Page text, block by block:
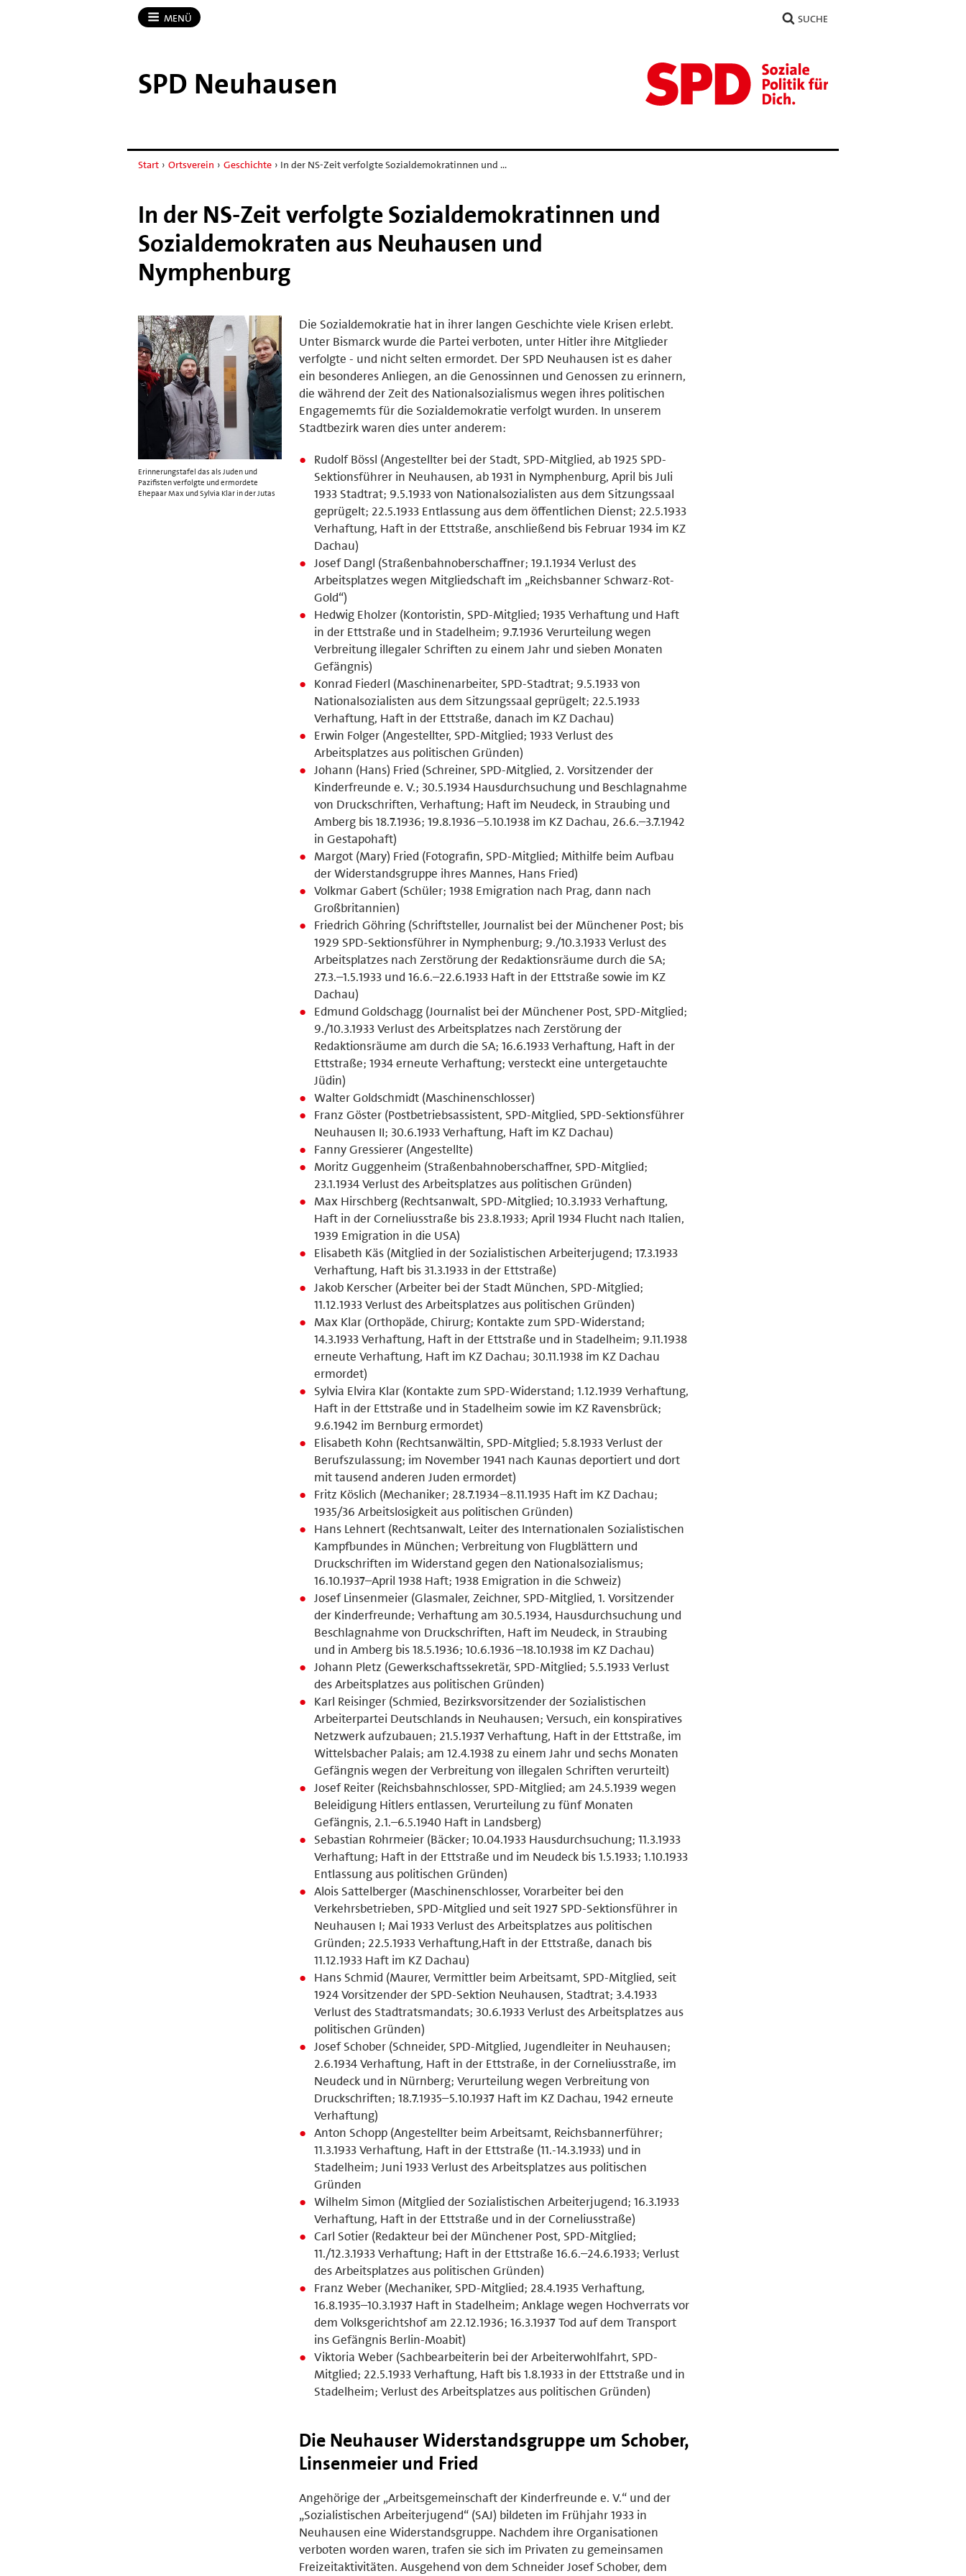
MENÜ SUCHE
SPD Neuhausen
Start › Ortsverein › Geschichte › In der NS-Zeit verfolgte Sozialdemokratinnen und …
In der NS-Zeit verfolgte Sozialdemokratinnen und
Sozialdemokraten aus Neuhausen und
Nymphenburg
Erinnerungstafel das als Juden und
Pazifisten verfolgte und ermordete
Ehepaar Max und Sylvia Klar in der Jutas
Die Sozialdemokratie hat in ihrer langen Geschichte viele Krisen erlebt.
Unter Bismarck wurde die Partei verboten, unter Hitler ihre Mitglieder
verfolgte - und nicht selten ermordet. Der SPD Neuhausen ist es daher
ein besonderes Anliegen, an die Genossinnen und Genossen zu erinnern,
die während der Zeit des Nationalsozialismus wegen ihres politischen
Engagememts für die Sozialdemokratie verfolgt wurden. In unserem
Stadtbezirk waren dies unter anderem:
Rudolf Bössl (Angestellter bei der Stadt, SPD-Mitglied, ab 1925 SPD-
Sektionsführer in Neuhausen, ab 1931 in Nymphenburg, April bis Juli
1933 Stadtrat; 9.5.1933 von Nationalsozialisten aus dem Sitzungssaal
geprügelt; 22.5.1933 Entlassung aus dem öffentlichen Dienst; 22.5.1933
Verhaftung, Haft in der Ettstraße, anschließend bis Februar 1934 im KZ
Dachau)
Josef Dangl (Straßenbahnoberschaffner; 19.1.1934 Verlust des
Arbeitsplatzes wegen Mitgliedschaft im „Reichsbanner Schwarz-Rot-
Gold“)
Hedwig Eholzer (Kontoristin, SPD-Mitglied; 1935 Verhaftung und Haft
in der Ettstraße und in Stadelheim; 9.7.1936 Verurteilung wegen
Verbreitung illegaler Schriften zu einem Jahr und sieben Monaten
Gefängnis)
Konrad Fiederl (Maschinenarbeiter, SPD-Stadtrat; 9.5.1933 von
Nationalsozialisten aus dem Sitzungssaal geprügelt; 22.5.1933
Verhaftung, Haft in der Ettstraße, danach im KZ Dachau)
Erwin Folger (Angestellter, SPD-Mitglied; 1933 Verlust des
Arbeitsplatzes aus politischen Gründen)
Johann (Hans) Fried (Schreiner, SPD-Mitglied, 2. Vorsitzender der
Kinderfreunde e. V.; 30.5.1934 Hausdurchsuchung und Beschlagnahme
von Druckschriften, Verhaftung; Haft im Neudeck, in Straubing und
Amberg bis 18.7.1936; 19.8.1936–5.10.1938 im KZ Dachau, 26.6.–3.7.1942
in Gestapohaft)
Margot (Mary) Fried (Fotografin, SPD-Mitglied; Mithilfe beim Aufbau
der Widerstandsgruppe ihres Mannes, Hans Fried)
Volkmar Gabert (Schüler; 1938 Emigration nach Prag, dann nach
Großbritannien)
Friedrich Göhring (Schriftsteller, Journalist bei der Münchener Post; bis
1929 SPD-Sektionsführer in Nymphenburg; 9./10.3.1933 Verlust des
Arbeitsplatzes nach Zerstörung der Redaktionsräume durch die SA;
27.3.–1.5.1933 und 16.6.–22.6.1933 Haft in der Ettstraße sowie im KZ
Dachau)
Edmund Goldschagg (Journalist bei der Münchener Post, SPD-Mitglied;
9./10.3.1933 Verlust des Arbeitsplatzes nach Zerstörung der
Redaktionsräume am durch die SA; 16.6.1933 Verhaftung, Haft in der
Ettstraße; 1934 erneute Verhaftung; versteckt eine untergetauchte
Jüdin)
Walter Goldschmidt (Maschinenschlosser)
Franz Göster (Postbetriebsassistent, SPD-Mitglied, SPD-Sektionsführer
Neuhausen II; 30.6.1933 Verhaftung, Haft im KZ Dachau)
Fanny Gressierer (Angestellte)
Moritz Guggenheim (Straßenbahnoberschaffner, SPD-Mitglied;
23.1.1934 Verlust des Arbeitsplatzes aus politischen Gründen)
Max Hirschberg (Rechtsanwalt, SPD-Mitglied; 10.3.1933 Verhaftung,
Haft in der Corneliusstraße bis 23.8.1933; April 1934 Flucht nach Italien,
1939 Emigration in die USA)
Elisabeth Käs (Mitglied in der Sozialistischen Arbeiterjugend; 17.3.1933
Verhaftung, Haft bis 31.3.1933 in der Ettstraße)
Jakob Kerscher (Arbeiter bei der Stadt München, SPD-Mitglied;
11.12.1933 Verlust des Arbeitsplatzes aus politischen Gründen)
Max Klar (Orthopäde, Chirurg; Kontakte zum SPD-Widerstand;
14.3.1933 Verhaftung, Haft in der Ettstraße und in Stadelheim; 9.11.1938
erneute Verhaftung, Haft im KZ Dachau; 30.11.1938 im KZ Dachau
ermordet)
Sylvia Elvira Klar (Kontakte zum SPD-Widerstand; 1.12.1939 Verhaftung,
Haft in der Ettstraße und in Stadelheim sowie im KZ Ravensbrück;
9.6.1942 im Bernburg ermordet)
Elisabeth Kohn (Rechtsanwältin, SPD-Mitglied; 5.8.1933 Verlust der
Berufszulassung; im November 1941 nach Kaunas deportiert und dort
mit tausend anderen Juden ermordet)
Fritz Köslich (Mechaniker; 28.7.1934–8.11.1935 Haft im KZ Dachau;
1935/36 Arbeitslosigkeit aus politischen Gründen)
Hans Lehnert (Rechtsanwalt, Leiter des Internationalen Sozialistischen
Kampfbundes in München; Verbreitung von Flugblättern und
Druckschriften im Widerstand gegen den Nationalsozialismus;
16.10.1937–April 1938 Haft; 1938 Emigration in die Schweiz)
Josef Linsenmeier (Glasmaler, Zeichner, SPD-Mitglied, 1. Vorsitzender
der Kinderfreunde; Verhaftung am 30.5.1934, Hausdurchsuchung und
Beschlagnahme von Druckschriften, Haft im Neudeck, in Straubing
und in Amberg bis 18.5.1936; 10.6.1936–18.10.1938 im KZ Dachau)
Johann Pletz (Gewerkschaftssekretär, SPD-Mitglied; 5.5.1933 Verlust
des Arbeitsplatzes aus politischen Gründen)
Karl Reisinger (Schmied, Bezirksvorsitzender der Sozialistischen
Arbeiterpartei Deutschlands in Neuhausen; Versuch, ein konspiratives
Netzwerk aufzubauen; 21.5.1937 Verhaftung, Haft in der Ettstraße, im
Wittelsbacher Palais; am 12.4.1938 zu einem Jahr und sechs Monaten
Gefängnis wegen der Verbreitung von illegalen Schriften verurteilt)
Josef Reiter (Reichsbahnschlosser, SPD-Mitglied; am 24.5.1939 wegen
Beleidigung Hitlers entlassen, Verurteilung zu fünf Monaten
Gefängnis, 2.1.–6.5.1940 Haft in Landsberg)
Sebastian Rohrmeier (Bäcker; 10.04.1933 Hausdurchsuchung; 11.3.1933
Verhaftung; Haft in der Ettstraße und im Neudeck bis 1.5.1933; 1.10.1933
Entlassung aus politischen Gründen)
Alois Sattelberger (Maschinenschlosser, Vorarbeiter bei den
Verkehrsbetrieben, SPD-Mitglied und seit 1927 SPD-Sektionsführer in
Neuhausen I; Mai 1933 Verlust des Arbeitsplatzes aus politischen
Gründen; 22.5.1933 Verhaftung,Haft in der Ettstraße, danach bis
11.12.1933 Haft im KZ Dachau)
Hans Schmid (Maurer, Vermittler beim Arbeitsamt, SPD-Mitglied, seit
1924 Vorsitzender der SPD-Sektion Neuhausen, Stadtrat; 3.4.1933
Verlust des Stadtratsmandats; 30.6.1933 Verlust des Arbeitsplatzes aus
politischen Gründen)
Josef Schober (Schneider, SPD-Mitglied, Jugendleiter in Neuhausen;
2.6.1934 Verhaftung, Haft in der Ettstraße, in der Corneliusstraße, im
Neudeck und in Nürnberg; Verurteilung wegen Verbreitung von
Druckschriften; 18.7.1935–5.10.1937 Haft im KZ Dachau, 1942 erneute
Verhaftung)
Anton Schopp (Angestellter beim Arbeitsamt, Reichsbannerführer;
11.3.1933 Verhaftung, Haft in der Ettstraße (11.-14.3.1933) und in
Stadelheim; Juni 1933 Verlust des Arbeitsplatzes aus politischen
Gründen
Wilhelm Simon (Mitglied der Sozialistischen Arbeiterjugend; 16.3.1933
Verhaftung, Haft in der Ettstraße und in der Corneliusstraße)
Carl Sotier (Redakteur bei der Münchener Post, SPD-Mitglied;
11./12.3.1933 Verhaftung; Haft in der Ettstraße 16.6.–24.6.1933; Verlust
des Arbeitsplatzes aus politischen Gründen)
Franz Weber (Mechaniker, SPD-Mitglied; 28.4.1935 Verhaftung,
16.8.1935–10.3.1937 Haft in Stadelheim; Anklage wegen Hochverrats vor
dem Volksgerichtshof am 22.12.1936; 16.3.1937 Tod auf dem Transport
ins Gefängnis Berlin-Moabit)
Viktoria Weber (Sachbearbeiterin bei der Arbeiterwohlfahrt, SPD-
Mitglied; 22.5.1933 Verhaftung, Haft bis 1.8.1933 in der Ettstraße und in
Stadelheim; Verlust des Arbeitsplatzes aus politischen Gründen)
Die Neuhauser Widerstandsgruppe um Schober,
Linsenmeier und Fried
Angehörige der „Arbeitsgemeinschaft der Kinderfreunde e. V.“ und der
„Sozialistischen Arbeiterjugend“ (SAJ) bildeten im Frühjahr 1933 in
Neuhausen eine Widerstandsgruppe. Nachdem ihre Organisationen
verboten worden waren, trafen sie sich im Privaten zu gemeinsamen
Freizeitaktivitäten. Ausgehend von dem Schneider Josef Schober, dem